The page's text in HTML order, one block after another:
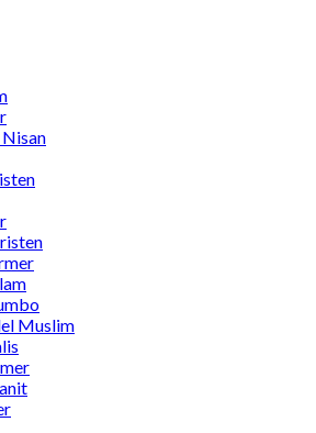
| Model Plakat Marmer Unik dan
Marmer | Model Plakat Marmer Unik
salah satu kerajinan yang bisa di
maupun untuk kenang-kenanangan
wisuda kkn, dll. Bahan yang kami
vandel ini dari batu marmer dan